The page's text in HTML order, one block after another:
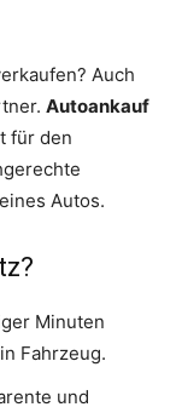
Auch
Autoankauf
für den
Autos.
Minuten
Fahrzeug.
und